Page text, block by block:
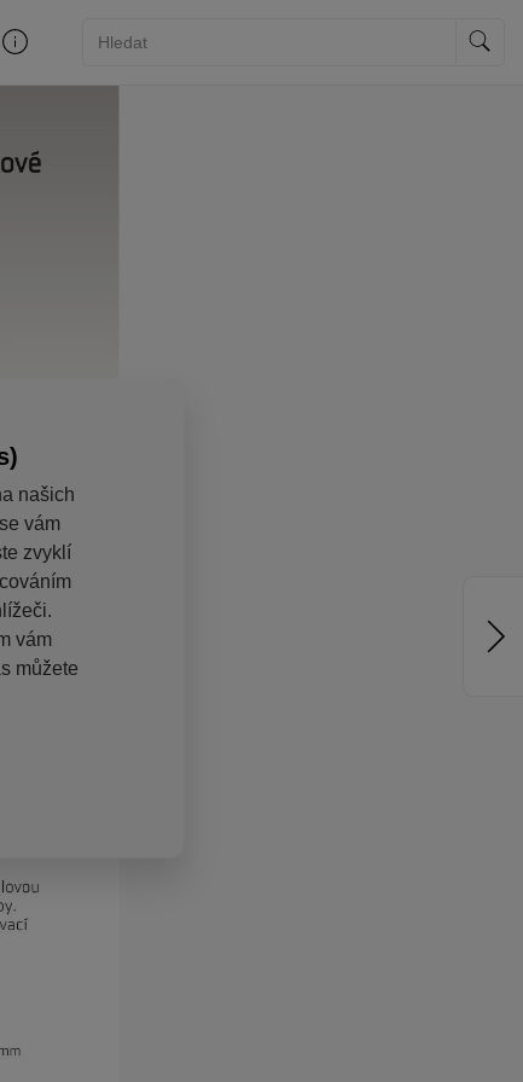
našich
vám
zvyklí
vám
můžete